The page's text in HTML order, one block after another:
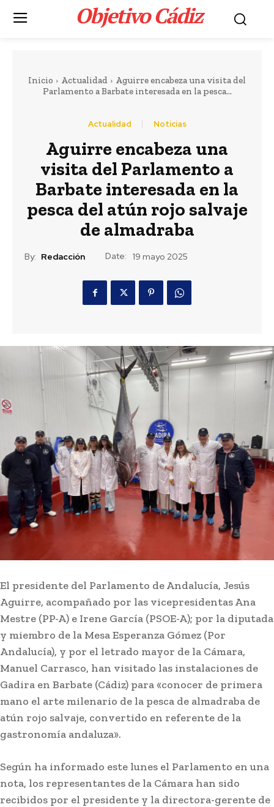
Objetivo Cádiz.
Inicio Actualidad
Aguirre encabeza una visita del
Parlamento a Barbate interesada en la pesca...
Actualidad Noticias
Aguirre encabeza una
visita del Parlamento a
Barbate interesada en la
pesca del atún rojo salvaje
de almadraba
By: Redacción Date: 19 mayo 2025
El presidente del Parlamento de Andalucía, Jesús
Aguirre, acompañado por las vicepresidentas Ana
Mestre (PP-A) e Irene García (PSOE-A); por la diputada
y miembro de la Mesa Esperanza Gómez (Por
Andalucía), y por el letrado mayor de la Cámara,
Manuel Carrasco, han visitado las instalaciones de
Gadira en Barbate (Cádiz) para «conocer de primera
mano el arte milenario de la pesca de almadraba de
atún rojo salvaje, convertido en referente de la
gastronomía andaluza».
Según ha informado este lunes el Parlamento en una
nota, los representantes de la Cámara han sido
recibidos por el presidente y la directora-gerente de